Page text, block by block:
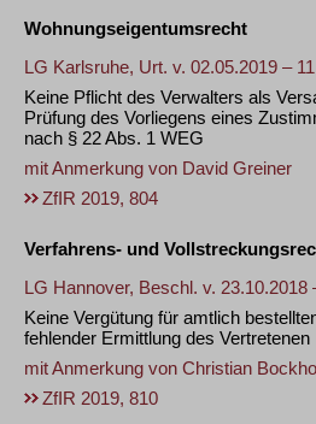
Wohnungseigentumsrecht
LG Karlsruhe, Urt. v. 02.05.2019 –
Keine Pflicht des Verwalters als
Prüfung des Vorliegens eines
nach § 22 Abs. 1 WEG
mit Anmerkung von David Greiner
ZfIR 2019, 804
Verfahrens- und
LG Hannover, Beschl. v. 23.10.2018
Keine Vergütung für amtlich
fehlender Ermittlung des Vertretenen
mit Anmerkung von Christian
ZfIR 2019, 810